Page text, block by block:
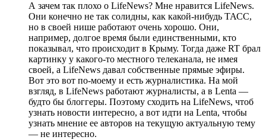
А зачем так плохо о LifeNews? Мне нравится LifeNews.
Они конечно не так солидны, как какой-нибудь ТАСС,
но в своей нише работают очень хорошо. Они,
например, долгое время были единственными, кто
показывал, что происходит в Крыму. Тогда даже RT брал
картинку у какого-то местного телеканала, не имея
своей, а LifeNews давал собственные прямые эфиры.
Вот это вот по-моему и есть журналистика. На мой
взгляд, в LifeNews работают журналисты, а в Lenta —
будто бы блоггеры. Поэтому сходить на LifeNews, чтоб
узнать новости интересно, а вот идти на Lenta, чтобы
узнать мнение ее авторов на текущую актуальную тему
— не интересно.